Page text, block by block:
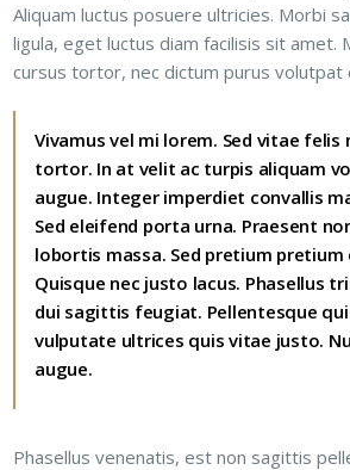
Aliquam luctus posuere ultricies. Morbi
ligula, eget luctus diam facilisis sit amet.
cursus tortor, nec dictum purus volutpat
Vivamus vel mi lorem. Sed vitae felis
tortor. In at velit ac turpis aliquam
augue. Integer imperdiet convallis
Sed eleifend porta urna. Praesent
lobortis massa. Sed pretium
Quisque nec justo lacus. Phasellus
dui sagittis feugiat. Pellentesque
vulputate ultrices quis vitae justo.
augue.
Phasellus venenatis, est non sagittis